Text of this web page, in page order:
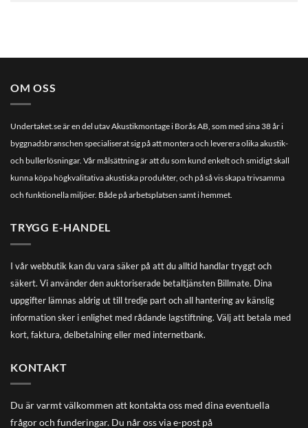
OM OSS
Undertaket.se är en del utav Akustikmontage i Borås AB, som med sina 38 år i
byggnadsbranschen specialiserat sig på att montera och leverera olika akustik-
och bullerlösningar. Vår målsättning är att du som kund enkelt och smidigt skall
kunna köpa högkvalitativa akustiska produkter, och på så vis skapa trivsamma
och funktionella miljöer. Både på arbetsplatsen samt i hemmet.
TRYGG E-HANDEL
I vår webbutik kan du vara säker på att du alltid handlar tryggt och
säkert. Vi använder den auktoriserade betaltjänsten Billmate. Dina
uppgifter lämnas aldrig ut till tredje part och all hantering av känslig
information sker i enlighet med rådande lagstiftning. Välj att betala med
kort, faktura, delbetalning eller med internetbank.
KONTAKT
Du är varmt välkommen att kontakta oss med dina eventuella
frågor och funderingar. Du når oss via e-post på